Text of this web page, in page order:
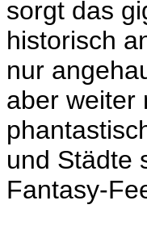
sorgt das
historisch
nur
aber weiter
und Städte
Fantasy-